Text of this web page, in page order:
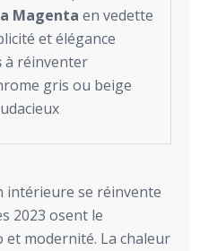
Magenta en vedette
et élégance
à réinventer
gris ou beige
intérieure se réinvente
2023 osent le
modernité. La chaleur